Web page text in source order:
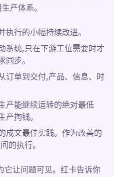
产体系。
执行的小幅持续改进。
系统,只在下游工位需要时才
步。
订单到交付,产品、信息、时
产能继续运转的绝对最低
掏钱。
成文最佳实践。作为改善的
的执行。
它让问题可见。红卡告诉你